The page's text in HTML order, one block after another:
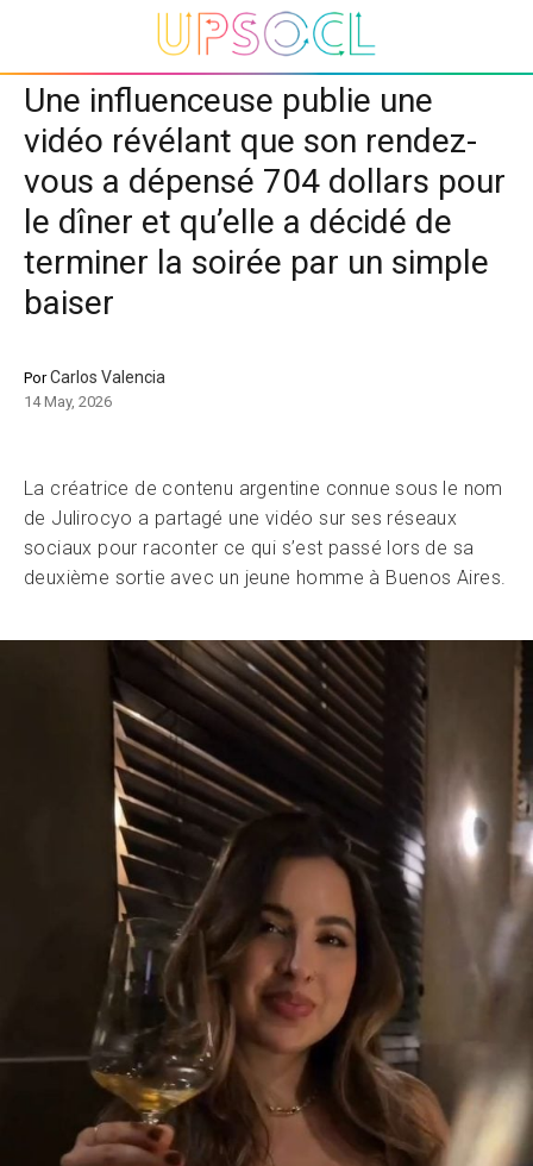
Une influenceuse publie une
vidéo révélant que son rendez-
vous a dépensé 704 dollars pour
le dîner et qu’elle a décidé de
terminer la soirée par un simple
baiser
PorCarlos Valencia
14 May, 2026
La créatrice de contenu argentine connue sous le nom
de Julirocyo a partagé une vidéo sur ses réseaux
sociaux pour raconter ce qui s’est passé lors de sa
deuxième sortie avec un jeune homme à Buenos Aires.